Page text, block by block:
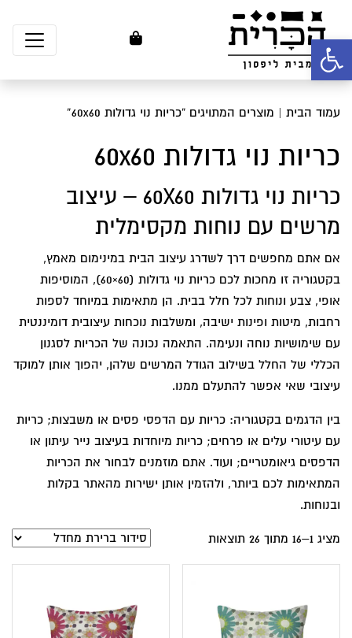
פתח סרגל נגישות
עמוד הבית | מוצרים המתויגים “כריות נוי גדולות 60x60”
כריות נוי גדולות 60x60
כריות נוי גדולות 60X60 – עיצוב
מרשים עם נוחות מקסימלית
אם אתם מחפשים דרך לשדרג עיצוב הבית במינימום מאמץ,
בקטגוריה זו מחכות לכם כריות נוי גדולות (60×60), המוסיפות
אופי, צבע ונוחות לכל חלל בבית. הן מתאימות במיוחד לספות
רחבות, מיטות ופינות ישיבה, ומשלבות נוכחות עיצובית דומיננטית
עם שימושיות נוחה ונעימה. התאמה נכונה של הכריות לסגנון
הכללי של החלל בשילוב הגודל המרשים שלהן, יהפוך אותן למוקד
עיצובי שאי אפשר להתעלם ממנו.
בין הדגמים בקטגוריה: כריות עם הדפסי פסים או משבצות; כריות
עם עיטורי עלים או פרחים; כריות מיוחדות בעיצוב נייר עיתון או
הדפסים גיאומטריים; ועוד. אתם מוזמנים לבחור את הכריות
המתאימות לכם ביותר, ולהזמין אותן ישירות מהאתר בקלות
ובנוחות.
מציג 1–16 מתוך 26 תוצאות